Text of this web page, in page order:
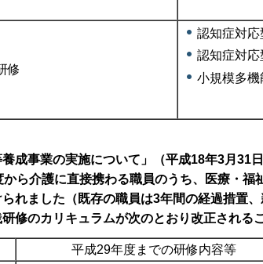
修
認知症対応
認知症対応
小規模多
養成事業の実施について」（平成18年3月
ら介護に直接携わる職員のうち、医療・
れました（既存の職員は3年間の経過措置
修のカリキュラムが次のとおり改正される
平成29年度までの研修内容等